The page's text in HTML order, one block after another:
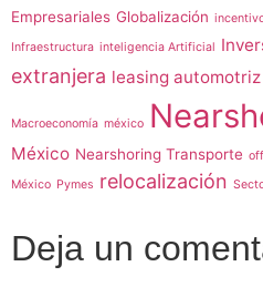
Empresariales Globalización
Infraestructura inteligencia Artificial
extranjera leasing automotriz
Macroeconomía méxico
México Nearshoring Transporte
México Pymes relocalización
Deja un